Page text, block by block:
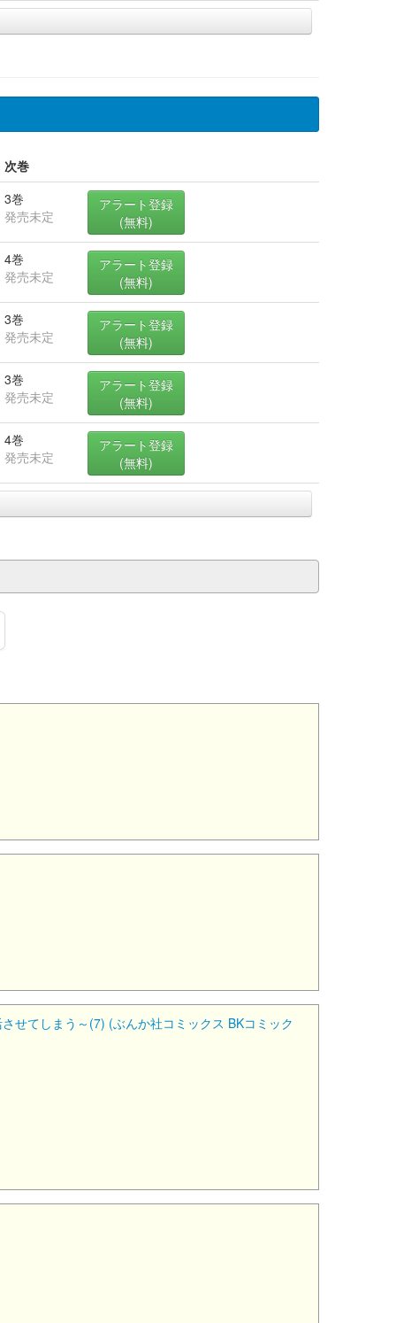
次巻
3巻
発売未定
アラート登録
(無料)
4巻
発売未定
アラート登録
(無料)
3巻
発売未定
アラート登録
(無料)
3巻
発売未定
アラート登録
(無料)
4巻
発売未定
アラート登録
(無料)
せてしまう～(7) (ぶんか社コミックス BKコミック